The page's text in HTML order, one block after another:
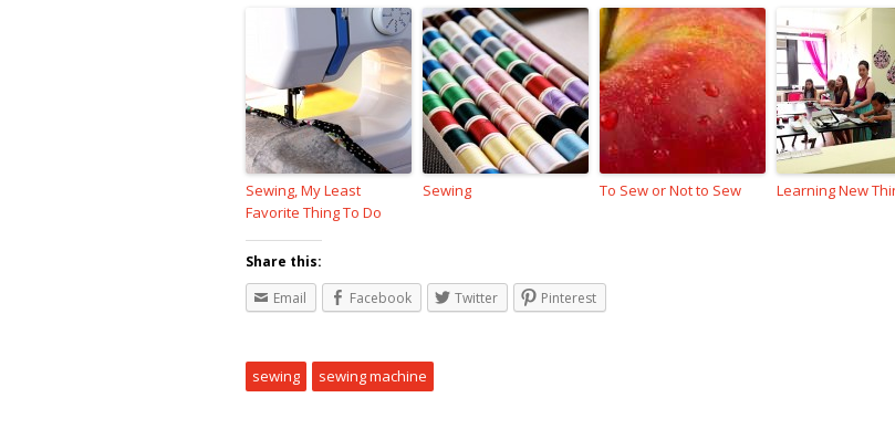
Sewing, My Least
Favorite Thing To Do
Sewing To Sew or Not to Sew Learning New
Share this:
Email
Facebook Twitter Pinterest
sewing sewing machine